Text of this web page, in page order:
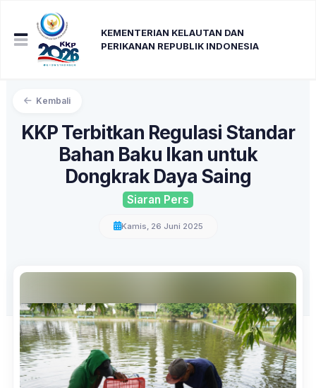
KEMENTERIAN KELAUTAN DAN
PERIKANAN REPUBLIK INDONESIA
Kembali
KKP Terbitkan Regulasi Standar
Bahan Baku Ikan untuk
Dongkrak Daya Saing
Siaran Pers
Kamis, 26 Juni 2025